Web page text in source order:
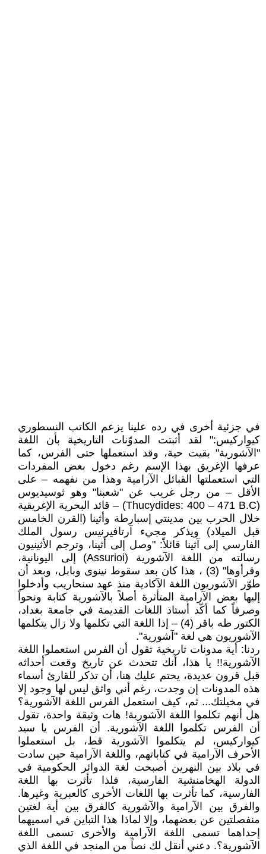
في جزئية أخرى في رده علينا يزعم الكاتب النسطوري
كيواركيس:" لقد أثبتت المدوّنات التاريخية بأن اللغة
"الآشورية" بقيت حية، وقد استعملها حتى الفرس، كما
عرفها الإغريق بهذا الإسم رغم دخول بعض المفردات
التي استعملتها القبائل الآرامية وهذا من نفهمه – على
الأقل – من رجل غريب عن "شعبنا" وهو ثوسيديوس
(Thucydides: 400 – 471 B.C) – قائد البحرية الإغريقية
خلال الحرب بين مدينتي إسبارطة وأثينا (القرن الخامس
قبل الميلاد) ويذكر مجيء آرتافيرنيس رسول الملك
الفارسي إلى آثينا قائلاً: "وصل إلى أثينا، وترجم الأثينيون
رسالته من اللغة الآشورية (Assurioi) إلى اليونانية،
وقرأوها" (3) ، هذا كان بعد سقوط نينوى وبابل، وبعد أن
طوّر الآشوريون اللغة الآكادية منذ عهد سنحاريب وأدخلوا
إليها بعض الآرامية المتأثرة أصلاً بالآشورية كتابة ونحواً
وصرفاً كما أكّد أستاذ اللغات القديمة في جامعة بغداد،
الكتور طه باقر (4) – إذا اللغة التي تكلمها ولا زال يتكلمها
الآشوريون هي لغة "آشورية".
ردنا: أية مدونات تاريخية تقول أن الفرس استعملوا اللغة
الآشورية!! يا هذا، أنك تتحدث عن تاريخ وقعت أحداثه
قبل قرون عديدة، يحتم عليك هنا، أن تذكر للقارئ أسماء
هذه المدونات إن وجدت، رغم أني واثق ليس لها وجود إلا
في مخيلتك... ثم، كيف استعمل الفرس اللغة الآشورية؟
هل أنهم تكلموا اللغة الآشورية! هات وثيقة واحدة، تقول
أن الفرس تكلموا اللغة الآشورية. أن الفرس يا سيد
كيواركيس، لم يتكلموا الآشورية قط، بل استعملوا
الأحرف الآرامية في كتاباتهم، واللغة الآرامية حين سادت
في بلاد بين النهرين أصبحت لغة الدوائر الحكومية في
الدولة الهخامنشية الفارسية، فلذا تأثرت بها اللغة
الفارسية، كما تأثرت بها اللغات الأخرى كالعبرية وغيرها.
والفرق بين الآرامية والآشورية كالفرق بين أية لغتين
منفصلتين عن بعضهما، وإلا لماذا هذا التباين في اسميهما
إحداهما تسمى اللغة الآرامية والأخرى تسمى اللغة
الآشورية؟. دعني أنقل لك نصاً من المنجد في اللغة الذي